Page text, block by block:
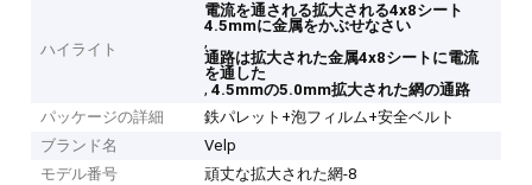
ハイライト
電流を通される拡大される4x8シート
4.5mmに金属をかぶせなさい
,
通路は拡大された金属4x8シートに電流
を通した
,4.5mmの5.0mm拡大された網の通路
パッケージの詳細
鉄パレット+泡フィルム+安全ベルト
ブランド名
Velp
モデル番号
頑丈な拡大された網-8